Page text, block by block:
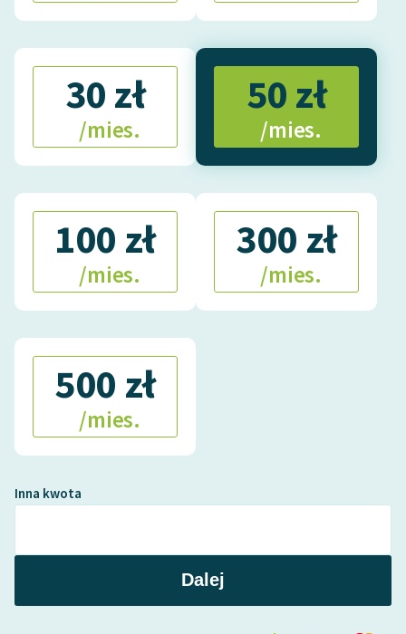
30 zł
/mies.
50 zł
/mies.
100 zł
/mies.
300 zł
/mies.
500 zł
/mies.
Inna kwota
Dalej